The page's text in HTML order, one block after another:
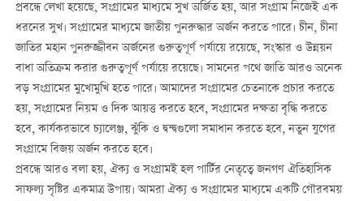
প্রবন্ধে লেখা হয়েছে, সংগ্রামের মাধ্যমে সুখ অর্জিত হয়, আর সংগ্রাম নিজেই এক
ধরনের সুখ। সংগ্রামের মাধ্যমে জাতীয় পুনরুদ্ধার অর্জন করতে পারে। চীন, চীনা
জাতির মহান পুনরুজ্জীবন অর্জনের গুরুত্বপূর্ণ পর্যায়ে রয়েছে, সংস্কার ও উন্নয়ন
বাধা অতিক্রম করার গুরুত্বপূর্ণ পর্যায়ে রয়েছে। সামনের পথে জাতি আরও অনেক
বড় সংগ্রামের মুখোমুখি হতে পারে। আমাদের সংগ্রামের চেতনাকে প্রচার করতে
হয়, সংগ্রামের নিয়ম ও দিক আয়ত্ত করতে হবে, সংগ্রামের দক্ষতা বৃদ্ধি করতে
হবে, কার্যকরভাবে চ্যালেঞ্জ, ঝুঁকি ও দ্বন্দ্বগুলো সমাধান করতে হবে, নতুন যুগের
সংগ্রামে বিজয় অর্জন করতে হবে।
প্রবন্ধে আরও বলা হয়, ঐক্য ও সংগ্রামই হল পার্টির নেতৃত্বে জনগণ ঐতিহাসিক
সাফল্য সৃষ্টির একমাত্র উপায়। আমরা ঐক্য ও সংগ্রামের মাধ্যমে একটি গৌরবময়